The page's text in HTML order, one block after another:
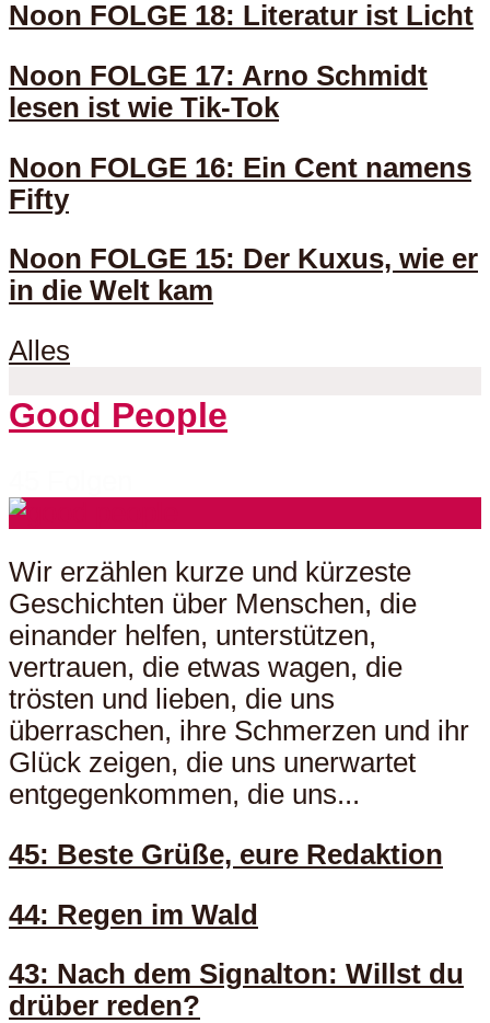
Noon FOLGE 18: Literatur ist Licht
Noon FOLGE 17: Arno Schmidt
lesen ist wie Tik-Tok
Noon FOLGE 16: Ein Cent namens
Fifty
Noon FOLGE 15: Der Kuxus, wie er
in die Welt kam
Alles
Good People
Wir erzählen kurze und kürzeste
Geschichten über Menschen, die
einander helfen, unterstützen,
vertrauen, die etwas wagen, die
trösten und lieben, die uns
überraschen, ihre Schmerzen und ihr
Glück zeigen, die uns unerwartet
entgegenkommen, die uns...
45: Beste Grüße, eure Redaktion
44: Regen im Wald
43: Nach dem Signalton: Willst du
drüber reden?